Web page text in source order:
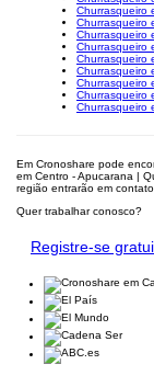
Churrasqueiro
Churrasqueiro
Churrasqueiro
Churrasqueiro
Churrasqueiro
Churrasqueiro
Churrasqueiro
Churrasqueiro
Churrasqueiro
Em Cronoshare pode
em Centro - Apucarana |
região entrarão em
Quer trabalhar conosco?
Registre-se